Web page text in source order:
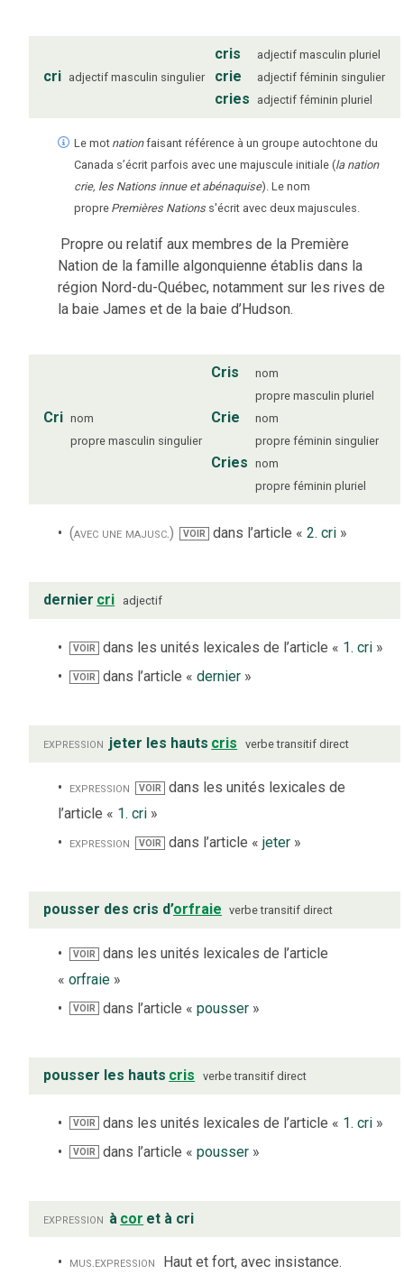
cri adjectif masculin singulier
cris adjectif masculin pluriel
crie adjectif féminin singulier
cries adjectif féminin pluriel
Le mot nationfaisant référence à un groupe autochtone du
Canada s’écrit parfois avec une majuscule initiale (la nation
crie, les Nations innue et abénaquise). Le nom
propre Premières Nations s'écrit avec deux majuscules.
Propre ou relatif aux membres de la Première
Nation de la famille algonquienne établis dans la
région Nord-du-Québec, notamment sur les rives de
la baie James et de la baie d’Hudson.
Cri nom
propre masculin singulier
Cris
nom
propre masculin pluriel
Crie
nom
propre féminin singulier
Cries nom
propre féminin pluriel
(avec une majusc.) VOIR dans l’article « 2. cri»
dernier cri adjectif
VOIR dans les unités lexicales de l’article « 1. cri »
VOIR dans l’article «dernier »
expression jeter les hauts cris verbe transitif direct
expression VOIR dans les unités lexicales de
l’article « 1. cri »
expression
VOIR dans l’article « jeter»
pousser des cris d’orfraie verbe transitif direct
VOIR
dans les unités lexicales de l’article
« orfraie »
VOIR dans l’article «pousser »
pousser les hauts cris verbe transitif direct
VOIR dans les unités lexicales de l’article « 1. cri »
VOIR dans l’article «pousser »
expression à cor et à cri
mus. expression Haut et fort, avec insistance.